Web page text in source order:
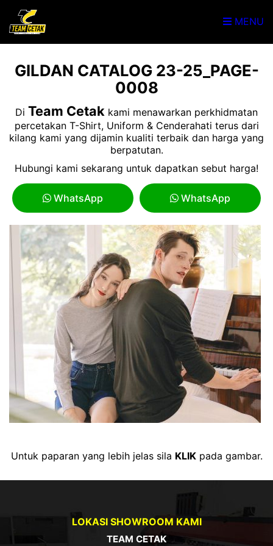
MENU
GILDAN CATALOG 23-25_PAGE-
0008
Di Team Cetak kami menawarkan perkhidmatan
percetakan T-Shirt, Uniform & Cenderahati terus dari
kilang kami yang dijamin kualiti terbaik dan harga yang
berpatutan.
Hubungi kami sekarang untuk dapatkan sebut harga!
WhatsApp WhatsApp
Untuk paparan yang lebih jelas sila KLIKpada gambar.
LOKASI SHOWROOM KAMI
TEAM CETAK